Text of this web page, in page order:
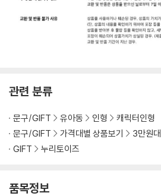
관련 분류
문구/GIFT 유아동 인형
캐릭터인형
문구/GIFT
가격대별 상품보기
3만원대
GIFT
누리토이즈
품목정보